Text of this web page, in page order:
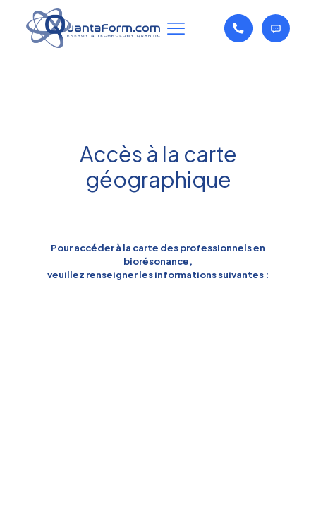
Accès à la carte
géographique
Pour accéder à la carte des professionnels en
biorésonance,
veuillez renseigner les informations suivantes :